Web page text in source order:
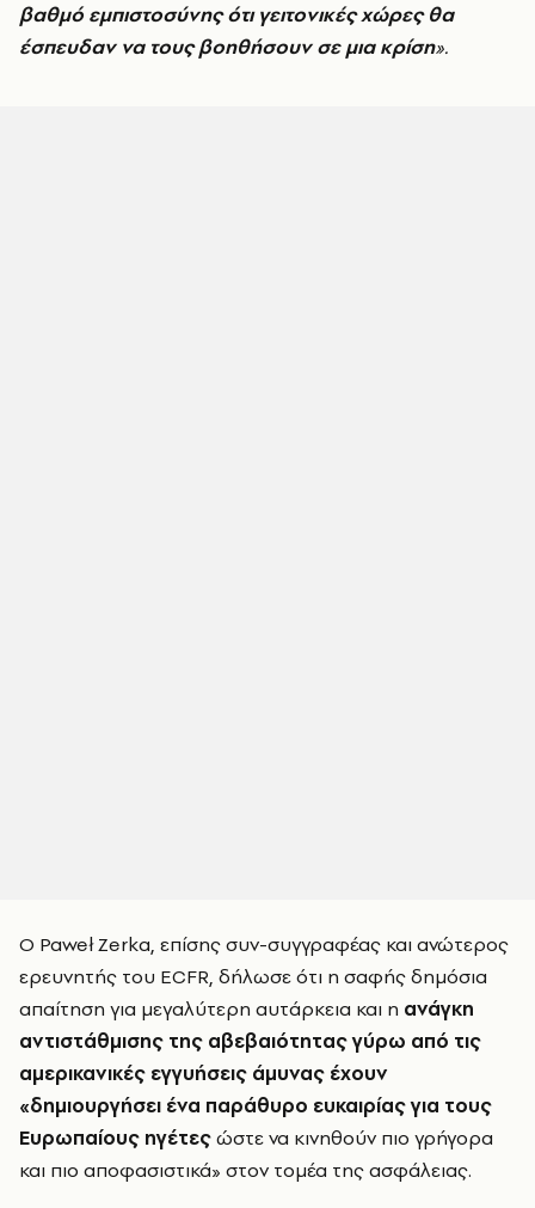
βαθμό εμπιστοσύνης ότι γειτονικές χώρες θα
έσπευδαν να τους βοηθήσουν σε μια κρίση».
Ο Paweł Zerka, επίσης συν-συγγραφέας και ανώτερος
ερευνητής του ECFR, δήλωσε ότι η σαφής δημόσια
απαίτηση για μεγαλύτερη αυτάρκεια και η ανάγκη
αντιστάθμισης της αβεβαιότητας γύρω από τις
αμερικανικές εγγυήσεις άμυνας έχουν
«δημιουργήσει ένα παράθυρο ευκαιρίας για τους
Ευρωπαίους ηγέτεςώστε να κινηθούν πιο γρήγορα
και πιο αποφασιστικά» στον τομέα της ασφάλειας.